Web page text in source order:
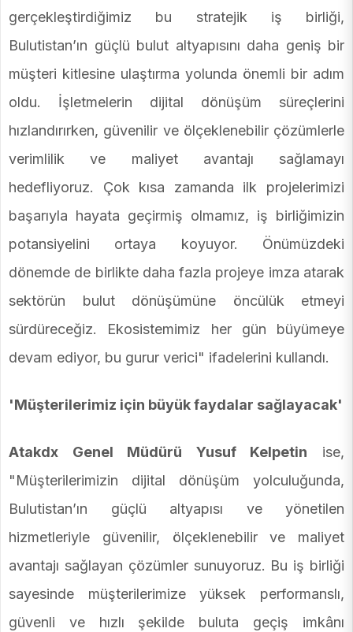
gerçekleştirdiğimiz bu stratejik iş birliği,
Bulutistan’ın güçlü bulut altyapısını daha geniş bir
müşteri kitlesine ulaştırma yolunda önemli bir adım
oldu. İşletmelerin dijital dönüşüm süreçlerini
hızlandırırken, güvenilir ve ölçeklenebilir çözümlerle
verimlilik ve maliyet avantajı sağlamayı
hedefliyoruz. Çok kısa zamanda ilk projelerimizi
başarıyla hayata geçirmiş olmamız, iş birliğimizin
potansiyelini ortaya koyuyor. Önümüzdeki
dönemde de birlikte daha fazla projeye imza atarak
sektörün bulut dönüşümüne öncülük etmeyi
sürdüreceğiz. Ekosistemimiz her gün büyümeye
devam ediyor, bu gurur verici" ifadelerini kullandı.
'Müşterilerimiz için büyük faydalar sağlayacak'
Atakdx Genel Müdürü Yusuf Kelpetin ise,
"Müşterilerimizin dijital dönüşüm yolculuğunda,
Bulutistan’ın güçlü altyapısı ve yönetilen
hizmetleriyle güvenilir, ölçeklenebilir ve maliyet
avantajı sağlayan çözümler sunuyoruz. Bu iş birliği
sayesinde müşterilerimize yüksek performanslı,
güvenli ve hızlı şekilde buluta geçiş imkânı